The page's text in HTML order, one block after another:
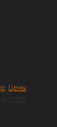
Цены
2020)